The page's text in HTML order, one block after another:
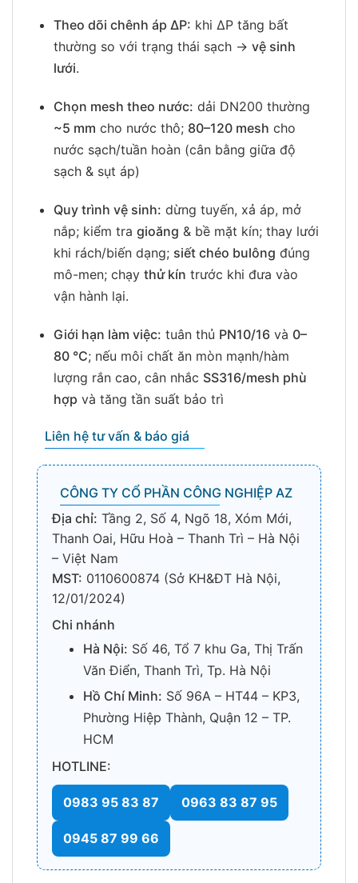
Theo dõi chênh áp ΔP: khi ΔP tăng bất
thường so với trạng thái sạch → vệ sinh
lưới.
Chọn mesh theo nước: dải DN200 thường
~5 mm cho nước thô; 80–120 mesh cho
nước sạch/tuần hoàn (cân bằng giữa độ
sạch & sụt áp)
Quy trình vệ sinh: dừng tuyến, xả áp, mở
nắp; kiểm tra gioăng & bề mặt kín; thay lưới
khi rách/biến dạng; siết chéo bulông đúng
mô-men; chạy thử kín trước khi đưa vào
vận hành lại.
Giới hạn làm việc: tuân thủ PN10/16và 0–
80 °C; nếu môi chất ăn mòn mạnh/hàm
lượng rắn cao, cân nhắc SS316/mesh phù
hợp và tăng tần suất bảo trì
Liên hệ tư vấn & báo giá
CÔNG TY CỔ PHẦN CÔNG NGHIỆP AZ
Địa chỉ: Tầng 2, Số 4, Ngõ 18, Xóm Mới,
Thanh Oai, Hữu Hoà – Thanh Trì – Hà Nội
– Việt Nam
MST: 0110600874 (Sở KH&ĐT Hà Nội,
12/01/2024)
Chi nhánh
Hà Nội: Số 46, Tổ 7 khu Ga, Thị Trấn
Văn Điển, Thanh Trì, Tp. Hà Nội
Hồ Chí Minh: Số 96A – HT44 – KP3,
Phường Hiệp Thành, Quận 12 – TP.
HCM
HOTLINE:
0983 95 83 87 0963 83 87 95
0945 87 99 66